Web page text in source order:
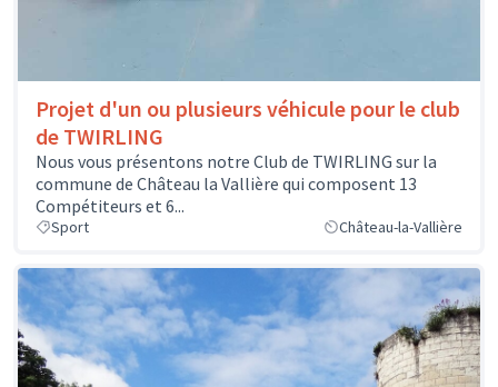
Projet d'un ou plusieurs véhicule pour le club
de TWIRLING
Nous vous présentons notre Club de TWIRLING sur la
commune de Château la Vallière qui composent 13
Compétiteurs et 6...
Sport Château-la-Vallière